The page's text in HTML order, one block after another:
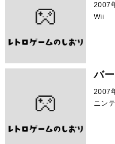
2007
Wii
バ
2007
ニン